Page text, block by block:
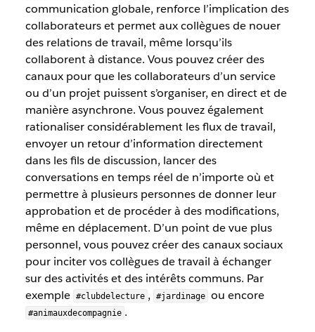
communication globale, renforce l’implication des
collaborateurs et permet aux collègues de nouer
des relations de travail, même lorsqu’ils
collaborent à distance. Vous pouvez créer des
canaux pour que les collaborateurs d’un service
ou d’un projet puissent s’organiser, en direct et de
manière asynchrone. Vous pouvez également
rationaliser considérablement les flux de travail,
envoyer un retour d’information directement
dans les fils de discussion, lancer des
conversations en temps réel de n’importe où et
permettre à plusieurs personnes de donner leur
approbation et de procéder à des modifications,
même en déplacement. D’un point de vue plus
personnel, vous pouvez créer des canaux sociaux
pour inciter vos collègues de travail à échanger
sur des activités et des intérêts communs. Par
exemple #clubdelecture , #jardinage ou encore
#animauxdecompagnie .